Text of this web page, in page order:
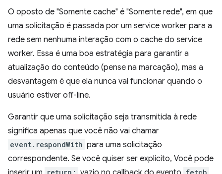
O oposto de "Somente cache" é "Somente rede", em que
uma solicitação é passada por um service worker para a
rede sem nenhuma interação com o cache do service
worker. Essa é uma boa estratégia para garantir a
atualização do conteúdo (pense na marcação), mas a
desvantagem é que ela nunca vai funcionar quando o
usuário estiver off-line.
Garantir que uma solicitação seja transmitida à rede
significa apenas que você não vai chamar
event.respondWith para uma solicitação
correspondente. Se você quiser ser explícito, Você pode